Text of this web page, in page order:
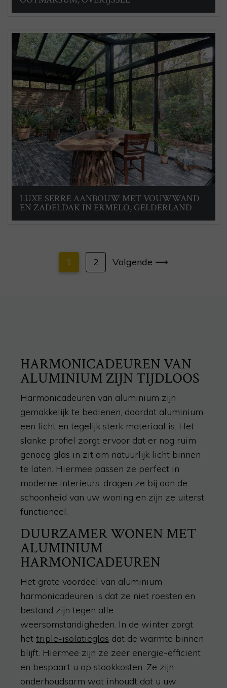
LUXE SERRE AANBOUW MET VOUWWAND
EN ZADELDAK IN ERMELO, GELDERLAND
1 2 Volgende ⟶
HARMONICADEUREN VAN
ALUMINIUM ZIJN TIJDLOOS
Harmonicadeuren van aluminium zijn
gemakkelijk te bedienen, doordat aluminium
een licht en tegelijk sterk materiaal is. Het
slanke profiel zorgt ervoor dat er nog ruim
genoeg glas in zit om natuurlijk licht binnen
te laten. Hiermee passen ze perfect in
moderne interieurs, dragen ze bij aan de
schoonheid van uw woning en zijn ze uiterst
functioneel.
DUURZAMER WONEN MET
ALUMINIUM
HARMONICADEUREN
Het grote voordeel van aluminium
harmonicadeuren is dat ze niet roesten en
bestand zijn tegen alle
weersomstandigheden. In de winter zorgt
het triple-isolatieglas dat de warmte binnen
blijft. Hiermee zijn ze zeer energie-efficiënt
en bespaart u op stookkosten. Ze zijn
onderhoudsarm wat inhoudt dat u uw